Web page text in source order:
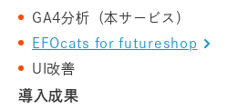
GA4分析（本サービス）
EFOcats for futureshop
UI改善
導入成果